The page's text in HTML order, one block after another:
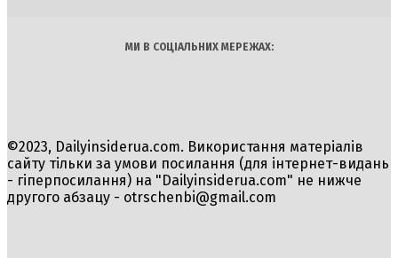
МИ В СОЦІАЛЬНИХ МЕРЕЖАХ:
©2023, Dailyinsiderua.com. Використання матеріалів
сайту тільки за умови посилання (для інтернет-видань
- гіперпосилання) на "Dailyinsiderua.com" не нижче
другого абзацу - otrschenbi@gmail.com